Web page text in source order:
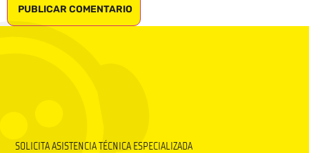
SOLICITA ASISTENCIA TÉCNICA ESPECIALIZADA